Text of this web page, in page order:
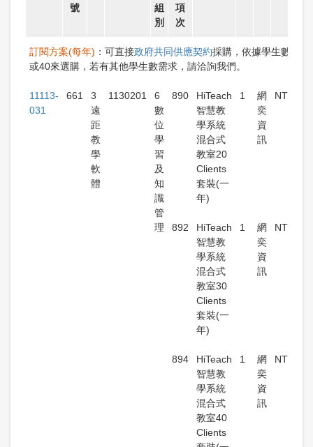
號
組
別
項
次
訂閱方案(每年) ：可直接政府共同供應契約採購，依據學生數20
或40來選購，若有其他學生數需求，請洽詢我們。
11113-
031
661
3
遠
距
教
學
軟
體
1130201
6
數
位
學
習
及
知
識
管
理
890
HiTeach
智慧教
學系統
混合式
教室20
Clients
套裝(一
年)
1
網
奕
資
訊
892
HiTeach
智慧教
學系統
混合式
教室30
Clients
套裝(一
年)
1
網
奕
資
訊
894
HiTeach
智慧教
學系統
混合式
教室40
Clients
1
網
奕
資
訊